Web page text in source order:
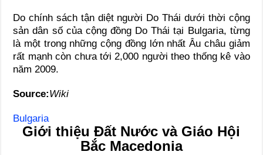
Do chính sách tận diệt người Do Thái dưới thời cộng
sản dân số của cộng đồng Do Thái tại Bulgaria, từng
là một trong những cộng đồng lớn nhất Âu châu giảm
rất mạnh còn chưa tới 2,000 người theo thống kê vào
năm 2009.
Source:Wiki
Bulgaria
Giới thiệu Đất Nước và Giáo Hội
Bắc Macedonia